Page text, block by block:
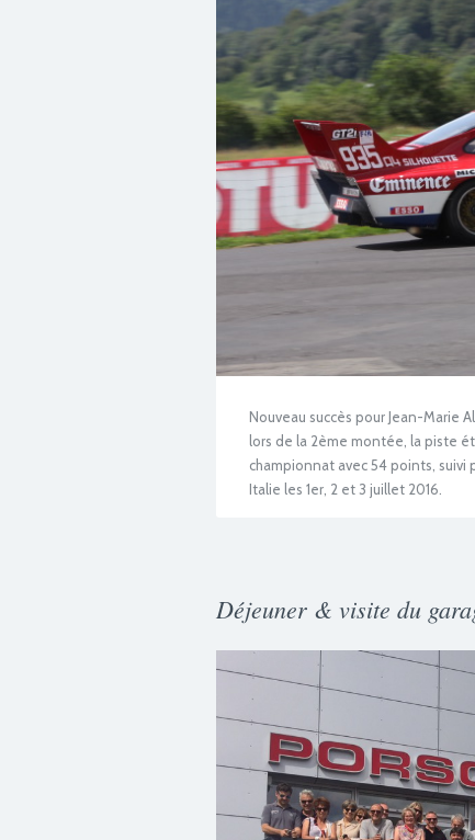
Nouveau succès pour Jean-Marie
lors de la 2ème montée, la piste
championnat avec 54 points,
Italie les 1er, 2 et 3 juillet 2016.
Déjeuner & visite du